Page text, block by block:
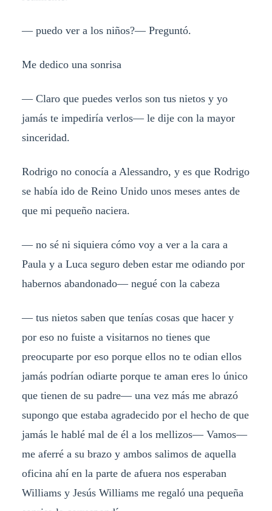
— puedo ver a los niños?— Preguntó.
Me dedico una sonrisa
— Claro que puedes verlos son tus nietos y yo
jamás te impediría verlos— le dije con la mayor
sinceridad.
Rodrigo no conocía a Alessandro, y es que Rodrigo
se había ido de Reino Unido unos meses antes de
que mi pequeño naciera.
— no sé ni siquiera cómo voy a ver a la cara a
Paula y a Luca seguro deben estar me odiando por
habernos abandonado— negué con la cabeza
— tus nietos saben que tenías cosas que hacer y
por eso no fuiste a visitarnos no tienes que
preocuparte por eso porque ellos no te odian ellos
jamás podrían odiarte porque te aman eres lo único
que tienen de su padre— una vez más me abrazó
supongo que estaba agradecido por el hecho de que
jamás le hablé mal de él a los mellizos— Vamos—
me aferré a su brazo y ambos salimos de aquella
oficina ahí en la parte de afuera nos esperaban
Williams y Jesús Williams me regaló una pequeña